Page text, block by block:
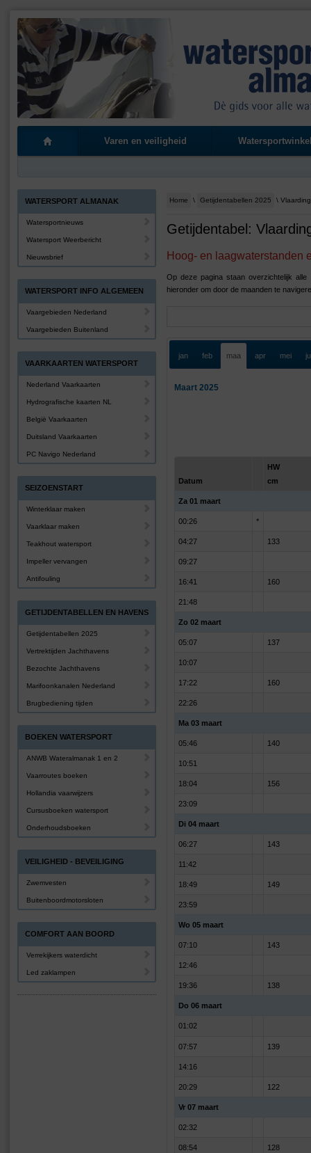
Varen en veiligheid
Home \ Getijdentabellen 2025 \
Getijdentabel:
Hoog- en laagwaterstanden
Op deze pagina staan overzichtelijk alle
hieronder om door de maanden te
jan feb maa apr mei
Maart 2025
Datum
HW
cm
Za 01 maart
00:26 *
04:27 133
09:27
16:41 160
21:48
Zo 02 maart
05:07 137
10:07
17:22 160
22:26
Ma 03 maart
05:46 140
10:51
18:04 156
23:09
Di 04 maart
06:27 143
11:42
18:49 149
23:59
Wo 05 maart
07:10 143
12:46
19:36 138
Do 06 maart
01:02
07:57 139
14:16
20:29 122
Vr 07 maart
02:32
08:54 128
WATERSPORT ALMANAK
Watersportnieuws
Watersport Weerbericht
Nieuwsbrief
WATERSPORT INFO ALGEMEEN
Vaargebieden Nederland
Vaargebieden Buitenland
VAARKAARTEN WATERSPORT
Nederland Vaarkaarten
Hydrografische kaarten NL
België Vaarkaarten
Duitsland Vaarkaarten
PC Navigo Nederland
SEIZOENSTART
Winterklaar maken
Vaarklaar maken
Teakhout watersport
Impeller vervangen
Antifouling
GETIJDENTABELLEN EN HAVENS
Getijdentabellen 2025
Vertrektijden Jachthavens
Bezochte Jachthavens
Marifoonkanalen Nederland
Brugbediening tijden
BOEKEN WATERSPORT
ANWB Wateralmanak 1 en 2
Vaarroutes boeken
Hollandia vaarwijzers
Cursusboeken watersport
Onderhoudsboeken
VEILIGHEID - BEVEILIGING
Zwemvesten
Buitenboordmotorsloten
COMFORT AAN BOORD
Verrekijkers waterdicht
Led zaklampen